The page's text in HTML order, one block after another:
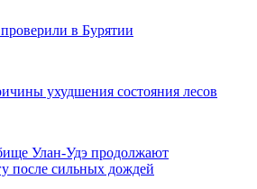
в Бурятии
ухудшения состояния лесов
Улан-Удэ продолжают
после сильных дождей